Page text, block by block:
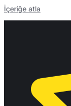
İçeriğe atla